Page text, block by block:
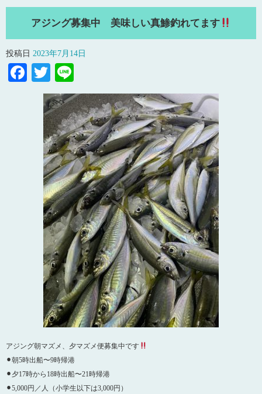
アジング募集中 美味しい真鯵釣れてます
投稿日 2023年7月14日
Facebook
Twitter
アジング朝マズメ、夕マズメ便募集中です
⚫︎朝5時出船〜9時帰港
⚫︎夕17時から18時出船〜21時帰港
⚫︎5,000円／人（小学生以下は3,000円）